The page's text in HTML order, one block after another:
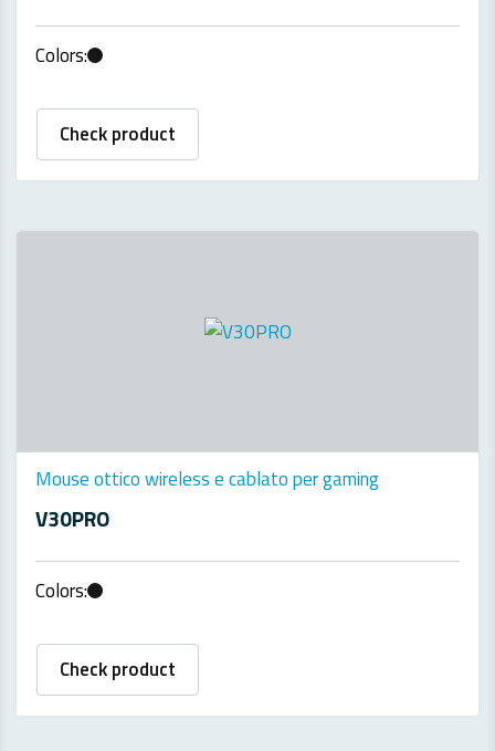
Colors:
Check product
Mouse ottico wireless e cablato per gaming
V30PRO
Colors:
Check product